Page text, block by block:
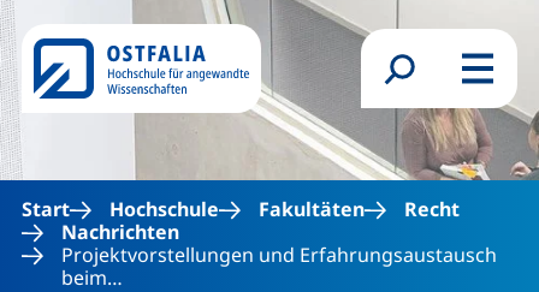
Direkt zum Inhalt
Suchformular
Menü
Start Hochschule Fakultäten
Recht
Nachrichten
Projektvorstellungen und Erfahrungsaustausch
beim…